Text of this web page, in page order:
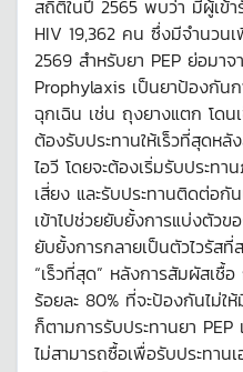
สถิติในปี 2565 พบว่า มีผู้เข้
HIV 19,362 คน ซึ่งมีจำนวน
2569 สำหรับยา PEP ย่อมา
Prophylaxis เป็นยาป้องกัน
ฉุกเฉิน เช่น ถุงยางแตก โด
ต้องรับประทานให้เร็วที่สุดหลั
ไอวี โดยจะต้องเริ่มรับประท
เสี่ยง และรับประทานติดต่อกั
เข้าไปช่วยยับยั้งการแบ่งตัว
ยับยั้งการกลายเป็นตัวไวรัส
“เร็วที่สุด” หลังการสัมผัสเชื้
ร้อยละ 80% ที่จะป้องกันไม่ใ
ก็ตามการรับประทานยา
ไม่สามารถซื้อเพื่อรับประทาน